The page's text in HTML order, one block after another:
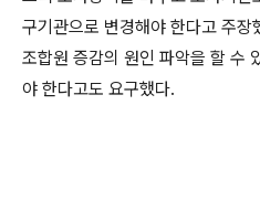
구기관으로 변경해야 한다고 주
조합원 증감의 원인 파악을 할 수
야 한다고도 요구했다.